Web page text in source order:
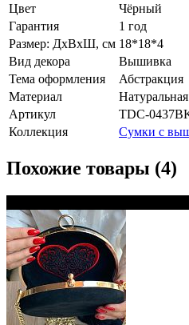
Цвет
Чёрный
Гарантия
1 год
Размер: ДхВхШ, см 18*18*4
Вид декора
Вышивка
Тема оформления
Абстракция
Материал
Артикул
TDС-
Коллекция
Сумки с
Похожие товары (4)